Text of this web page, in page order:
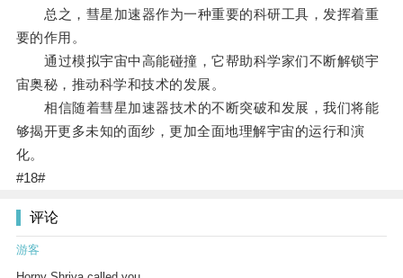
总之，彗星加速器作为一种重要的科研工具，发挥着重
要的作用。
通过模拟宇宙中高能碰撞，它帮助科学家们不断解锁宇
宙奥秘，推动科学和技术的发展。
相信随着彗星加速器技术的不断突破和发展，我们将能
够揭开更多未知的面纱，更加全面地理解宇宙的运行和演
化。
#18#
评论
游客